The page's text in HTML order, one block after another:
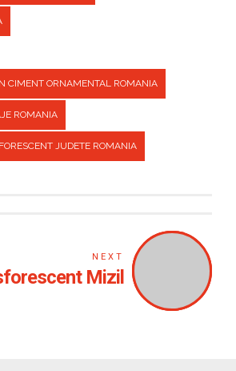
CIMENT ORNAMENTAL ROMANIA
ROMANIA
JUDETE ROMANIA
NEXT
Mizil